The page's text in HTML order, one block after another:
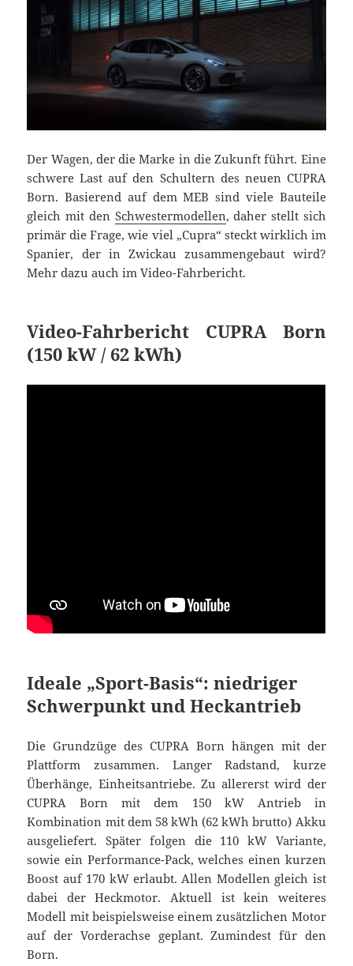
Der Wagen, der die Marke in die Zukunft führt. Eine
schwere Last auf den Schultern des neuen CUPRA
Born. Basierend auf dem MEB sind viele Bauteile
gleich mit den Schwestermodellen, daher stellt sich
primär die Frage, wie viel „Cupra“ steckt wirklich im
Spanier, der in Zwickau zusammengebaut wird?
Mehr dazu auch im Video-Fahrbericht.
Video-Fahrbericht CUPRA Born
(150 kW / 62 kWh)
Ideale „Sport-Basis“: niedriger
Schwerpunkt und Heckantrieb
Die Grundzüge des CUPRA Born hängen mit der
Plattform zusammen. Langer Radstand, kurze
Überhänge, Einheitsantriebe. Zu allererst wird der
CUPRA Born mit dem 150 kW Antrieb in
Kombination mit dem 58 kWh (62 kWh brutto) Akku
ausgeliefert. Später folgen die 110 kW Variante,
sowie ein Performance-Pack, welches einen kurzen
Boost auf 170 kW erlaubt. Allen Modellen gleich ist
dabei der Heckmotor. Aktuell ist kein weiteres
Modell mit beispielsweise einem zusätzlichen Motor
auf der Vorderachse geplant. Zumindest für den
Born.